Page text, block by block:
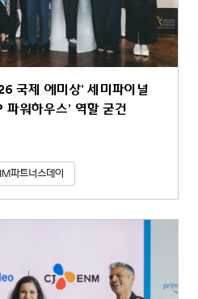
국제 에미상’ 세미파이널
워하우스’ 역할 굳건
파트너스데이